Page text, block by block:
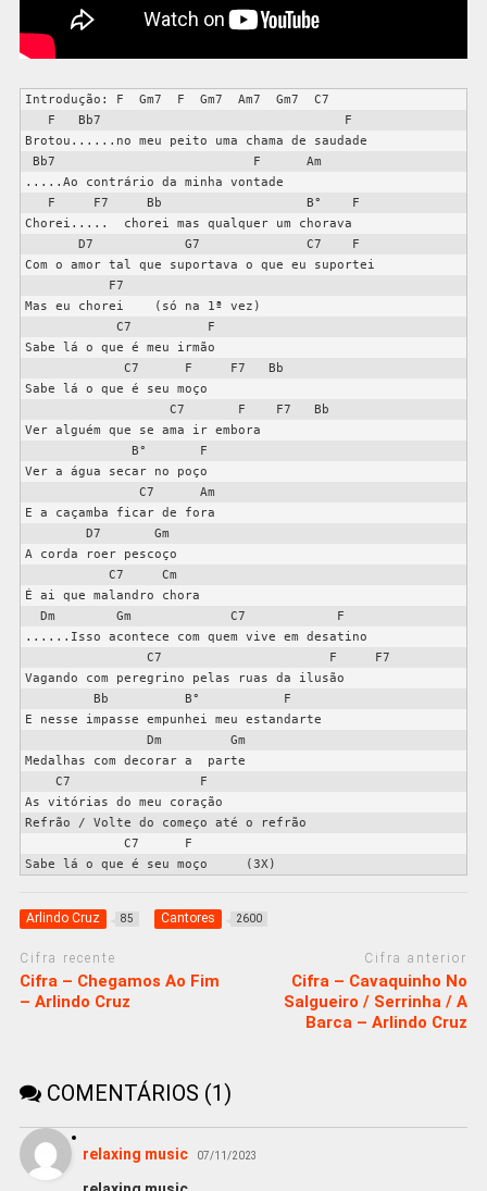
Introdução: F  Gm7  F  Gm7  Am7  Gm7  C7
Brotou......no meu peito uma chama de saudade
.....Ao contrário da minha vontade
Chorei.....  chorei mas qualquer um chorava
Com o amor tal que suportava o que eu suportei
Mas eu chorei    (só na 1ª vez)
Sabe lá o que é meu irmão
Sabe lá o que é seu moço
Ver alguém que se ama ir embora
Ver a água secar no poço
E a caçamba ficar de fora
A corda roer pescoço
É ai que malandro chora
......Isso acontece com quem vive em desatino
Vagando com peregrino pelas ruas da ilusão
E nesse impasse empunhei meu estandarte
Medalhas com decorar a  parte
As vitórias do meu coração
Refrão / Volte do começo até o refrão
Arlindo Cruz 85 Cantores 2600
Cifra recente
Cifra – Chegamos Ao Fim
– Arlindo Cruz
Cifra anterior
Cifra – Cavaquinho No
Salgueiro / Serrinha / A
Barca – Arlindo Cruz
COMENTÁRIOS (1)
relaxing music 07/11/2023